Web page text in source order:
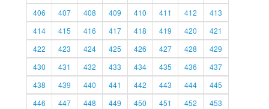
406
407 408 409 410 411 412
413
414
415 416 417 418 419 420
421
422
423 424 425 426 427 428
429
430
431 432 433 434 435 436
437
438
439 440 441 442 443 444
445
446
447 448 449 450 451 452
453